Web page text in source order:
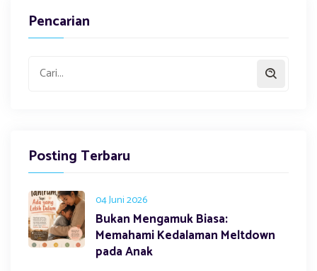
Pencarian
Posting Terbaru
04 Juni 2026
Bukan Mengamuk Biasa:
Memahami Kedalaman Meltdown
pada Anak